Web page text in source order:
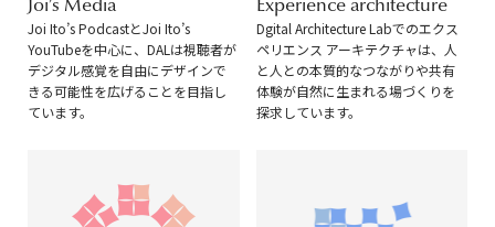
Joi’s Media
Joi Ito’s PodcastとJoi Ito’s
YouTubeを中心に、DALは視聴者が
デジタル感覚を自由にデザインで
きる可能性を広げることを目指し
ています。
Experience architecture
Dgital Architecture Labでのエクス
ペリエンス アーキテクチャは、人
と人との本質的なつながりや共有
体験が自然に生まれる場づくりを
探求しています。